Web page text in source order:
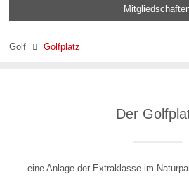
Golf  Golfplatz
Der
…eine Anlage der Extraklasse im